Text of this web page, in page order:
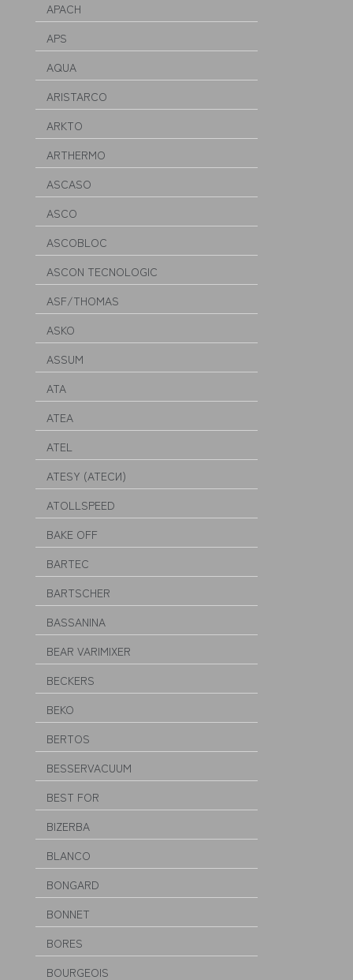
APACH
APS
AQUA
ARISTARCO
ARKTO
ARTHERMO
ASCASO
ASCO
ASCOBLOC
ASCON TECNOLOGIC
ASF/THOMAS
ASKO
ASSUM
ATA
ATEA
ATEL
ATESY (АТЕСИ)
ATOLLSPEED
BAKE OFF
BARTEC
BARTSCHER
BASSANINA
BEAR VARIMIXER
BECKERS
BEKO
BERTOS
BESSERVACUUM
BEST FOR
BIZERBA
BLANCO
BONGARD
BONNET
BORES
BOURGEOIS